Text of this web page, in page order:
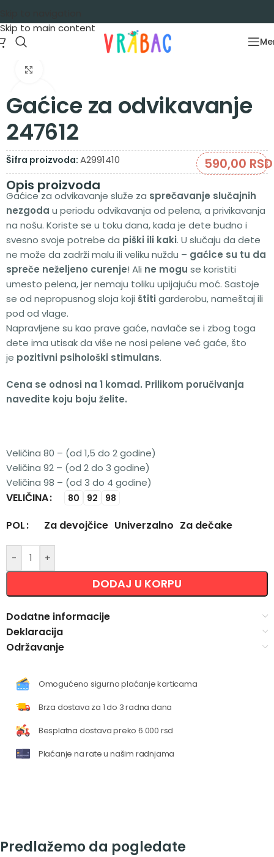
Skip to main content
Gaćice za odvikavanje
247612
Šifra proizvoda: A2991410 590,00 RSD
Opis proizvoda
Gaćice za odvikavanje služe za sprečavanje slučajnih
nezgoda u periodu odvikavanja od pelena, a privikavanja
na nošu. Koriste se u toku dana, kada je dete budno i
svesno svoje potrebe da piški ili kaki. U slučaju da dete
ne može da zadrži malu ili veliku nuždu – gaćice su tu da
spreče neželjeno curenje! Ali ne mogu se koristiti
umesto pelena, jer nemaju toliku upijajuću moć. Sastoje
se od nepropusnog sloja koji štitigarderobu, nameštaj ili
pod od vlage.
Napravljene su kao prave gaće, navlače se i zbog toga
dete ima utisak da više ne nosi pelene već gaće, što
je pozitivni psihološki stimulans.
Cena se odnosi na 1 komad. Prilikom poručivanja
navedite koju boju želite.
Veličina 80 – (od 1,5 do 2 godine)
Veličina 92 – (od 2 do 3 godine)
Veličina 98 – (od 3 do 4 godine)
VELIČINA 80 92 98
POL Za devojčice Univerzalno Za dečake
- +
DODAJ U KORPU
Alternative:
Dodatne informacije
Deklaracija
Održavanje
Omogućeno sigurno plaćanje karticama
Brza dostava za 1 do 3 radna dana
Besplatna dostava preko 6.000 rsd
Plaćanje na rate u našim radnjama
Predlažemo da pogledate